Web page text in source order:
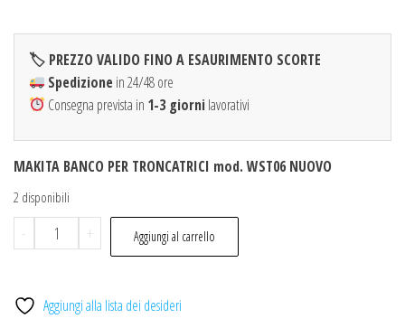
🏷 PREZZO VALIDO FINO A ESAURIMENTO SCORTE
Spedizione in 24/48 ore
Consegna prevista in 1-3 giorni lavorativi
MAKITA BANCO PER TRONCATRICI mod. WST06 NUOVO
2 disponibili
-
MAKITA
BANCO
TRONCATRICI
+ Aggiungi al carrello
Aggiungi alla lista dei desideri